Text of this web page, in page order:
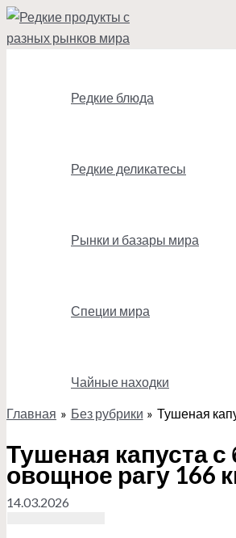
Перейти
к
Редкие блюда
Редкие деликатесы
Рынки и базары мира
Специи мира
Чайные находки
Главная Без рубрики Тушеная
Тушеная капуста
овощное рагу 166
14.03.2026